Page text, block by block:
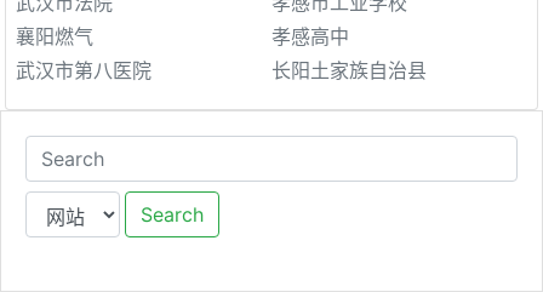
襄阳燃气
孝感高中
武汉市第八医院
长阳土家族自治县
Search